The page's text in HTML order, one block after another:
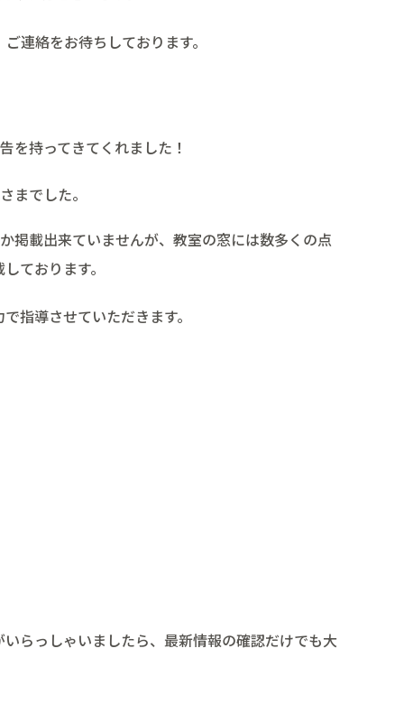
連絡をお待ちしております。
を持ってきてくれました！
までした。
掲載出来ていませんが、教室の窓には数多くの点
ております。
指導させていただきます。
らっしゃいましたら、最新情報の確認だけでも大